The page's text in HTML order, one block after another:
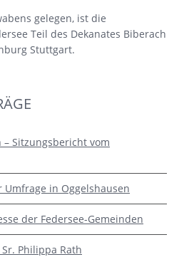
gelegen, ist die
Teil des Dekanates Biberach
Stuttgart.
– Sitzungsbericht vom
Umfrage in Oggelshausen
der Federsee-Gemeinden
Philippa Rath